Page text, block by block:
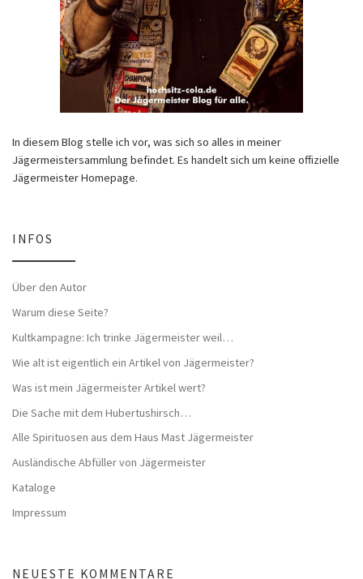
In diesem Blog stelle ich vor, was sich so alles in meiner
Jägermeistersammlung befindet. Es handelt sich um keine offizielle
Jägermeister Homepage.
INFOS
Über den Autor
Warum diese Seite?
Kultkampagne: Ich trinke Jägermeister weil…
Wie alt ist eigentlich ein Artikel von Jägermeister?
Was ist mein Jägermeister Artikel wert?
Die Sache mit dem Hubertushirsch…
Alle Spirituosen aus dem Haus Mast Jägermeister
Ausländische Abfüller von Jägermeister
Kataloge
Impressum
NEUESTE KOMMENTARE